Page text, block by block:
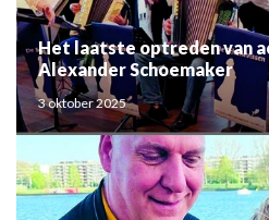
Het laatste optreden van
Alexander Schoemaker
3 oktober 2025